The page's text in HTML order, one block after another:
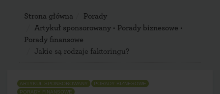
Strona główna
Porady
Artykuł sponsorowany • Porady biznesowe •
Porady finansowe
Jakie są rodzaje faktoringu?
ARTYKUŁ SPONSOROWANY
PORADY BIZNESOWE
PORADY FINANSOWE